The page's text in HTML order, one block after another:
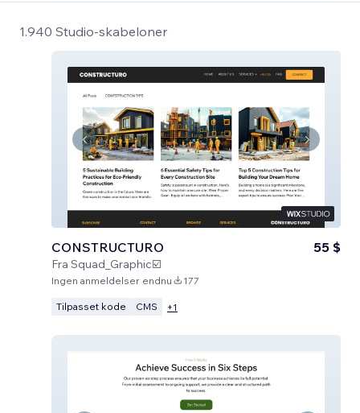
1.940 Studio-skabeloner
CONSTRUCTURO
Fra Squad_Graphic☑️
55 $
Ingen anmeldelser endnu 177
Tilpasset kode CMS +1